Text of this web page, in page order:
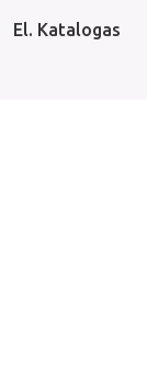
El. Katalogas